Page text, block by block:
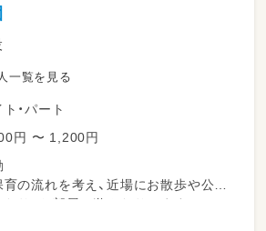
一覧を見る
・パート
円 〜 1,200円
の流れを考え、近場にお散歩や公園
たり、お部屋で遊んだりします。
ンフロアで保育をします。